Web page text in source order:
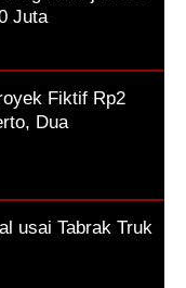
Juta
Fiktif Rp2
Dua
usai Tabrak Truk